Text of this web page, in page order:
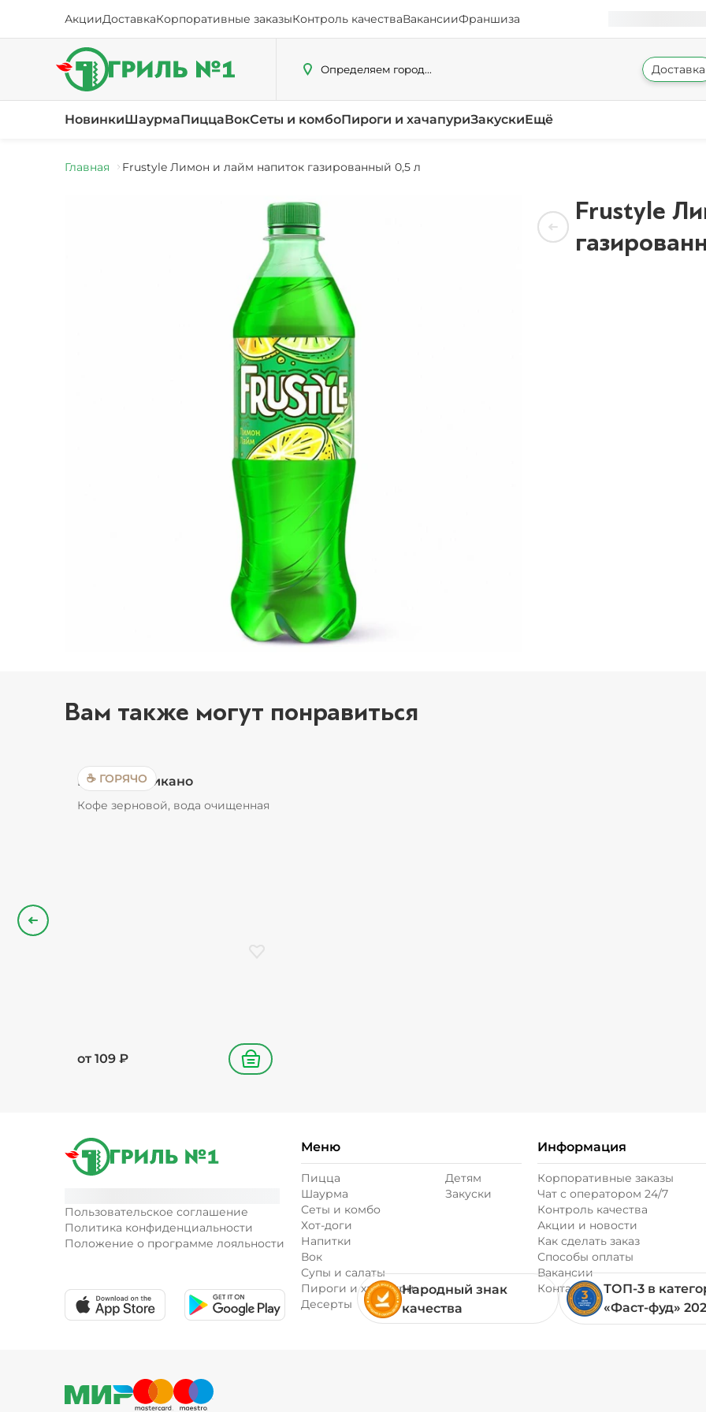
АкцииДоставкаКорпоративные заказыКонтроль качестваВакансииФраншиза
Определяем город... Доставка
НовинкиШаурмаПиццаВокСеты и комбоПироги и хачапуриЗакускиЕщё
Главная Frustyle Лимон и лайм напиток газированный 0,5 л
Frustyle
Вам также могут понравиться
☕ ГОРЯЧО
Кофе Американо
Кофе зерновой, вода очищенная
от 109 ₽ В корзину
Назад
Пользовательское соглашение
Политика конфиденциальности
Положение о программе лояльности
Меню
Пицца
Шаурма
Сеты и комбо
Хот-доги
Напитки
Вок
Супы и салаты
Пироги и хачапури
Десерты
Детям
Закуски
Информация
Корпоративные заказы
Чат с оператором 24/7
Контроль качества
Акции и новости
Как сделать заказ
Способы оплаты
Вакансии
Контакты
Народный знак
качества
ТОП-3 в
«Фаст-фуд»